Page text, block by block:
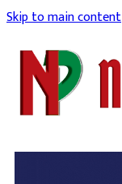
Skip to main content